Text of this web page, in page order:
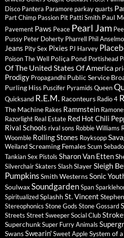
Disco Pantera Paramore parkay quarts
Part Chimp Passion Pit Patti Smith Paul
Pavement Paws Peace Pearl Jam
Pussy Peter Doherty Pharrell Phil Anselmo
Jeans Pity Sex Pixies PJ Harvey
Poison The Well Poliça Pond Portishead
Of The United States Of America
Prodigy Propagandhi Public Service
Purling Hiss Puscifer Pyramids Queen
Quicksand R.E.M. Raconteurs Radio 4
The Machine Rakes Rammstein
Razorlight Real Estate Red Hot Chili
Rival Schools rival sons Robbie Williams
Woomble Rolling Stones Royksopp
WeilandScreaming FemalesScum
TankianSex Pistols Sharon Van Etten
SilverchairSkaters SlashSlayerSleigh
PumpkinsSmith WesternsSonic
SoulwaxSoundgardenSpan
SpiritualizedSplashh St. Vincent
Stereophonics Stone Gods Stone Gossard
Streets Street Sweeper Social Club
SuperchunkSuper Furry Animals
SwansSwearin'Sweet AppleSystem of